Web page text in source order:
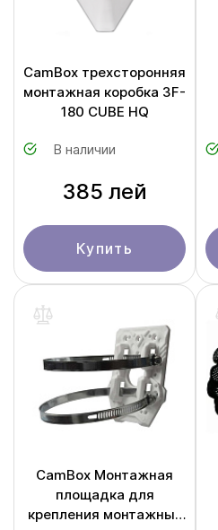
CamBox трехсторонняя
монтажная коробка 3F-
180 CUBE HQ
В наличии
385 лей
Купить
CamBox Монтажная
площадка для
крепления монтажных